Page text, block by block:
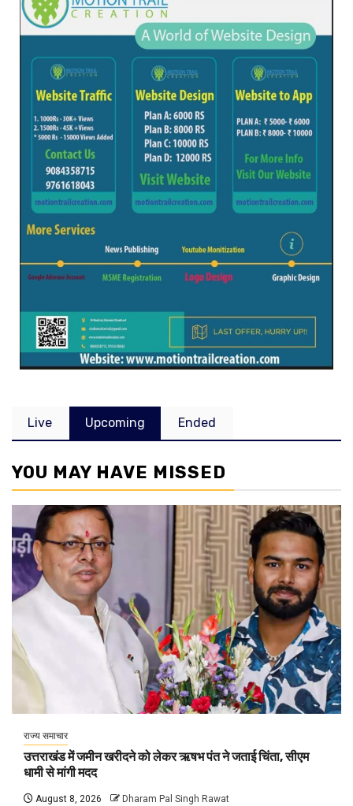
Live Upcoming Ended
YOU MAY HAVE MISSED
राज्य समाचार
उत्तराखंड में जमीन खरीदने को लेकर ऋषभ पंत ने जताई चिंता, सीएम
धामी से मांगी मदद
August 8, 2026 Dharam Pal Singh Rawat